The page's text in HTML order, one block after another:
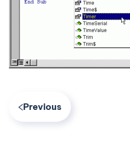
Previous